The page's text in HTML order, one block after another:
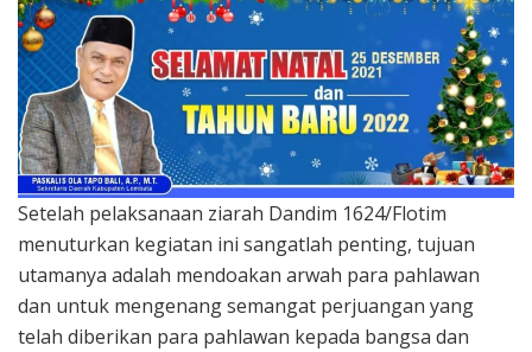
Setelah pelaksanaan ziarah Dandim 1624/Flotim
menuturkan kegiatan ini sangatlah penting, tujuan
utamanya adalah mendoakan arwah para pahlawan
dan untuk mengenang semangat perjuangan yang
telah diberikan para pahlawan kepada bangsa dan